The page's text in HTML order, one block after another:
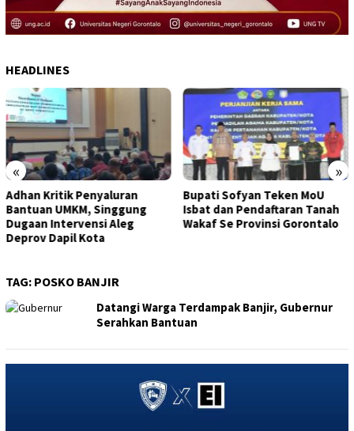
HEADLINES
« »
Bupati Sofyan Teken MoU
Isbat dan Pendaftaran Tanah
Wakaf Se Provinsi Gorontalo
Wagub Idah Syahidah Dorong
Pelaku UMKM Tingkatkan
Usaha Melalui Bantuan Modal
TAG: POSKO BANJIR
Datangi Warga Terdampak Banjir, Gubernur
Serahkan Bantuan